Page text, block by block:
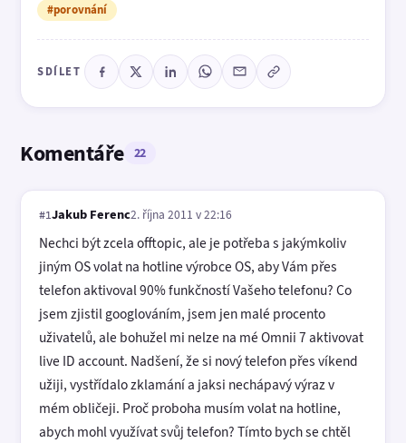
#porovnání
SDÍLET
Komentáře 22
#1Jakub Ferenc2. října 2011 v 22:16
Nechci být zcela offtopic, ale je potřeba s jakýmkoliv
jiným OS volat na hotline výrobce OS, aby Vám přes
telefon aktivoval 90% funkčností Vašeho telefonu? Co
jsem zjistil googlováním, jsem jen malé procento
uživatelů, ale bohužel mi nelze na mé Omnii 7 aktivovat
live ID account. Nadšení, že si nový telefon přes víkend
užiji, vystřídalo zklamání a jaksi nechápavý výraz v
mém obličeji. Proč proboha musím volat na hotline,
abych mohl využívat svůj telefon? Tímto bych se chtěl